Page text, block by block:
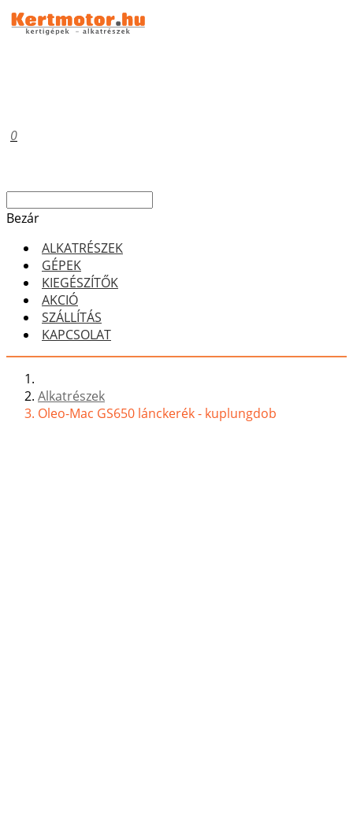
0
Bezár
ALKATRÉSZEK
GÉPEK
KIEGÉSZÍTŐK
AKCIÓ
SZÁLLÍTÁS
KAPCSOLAT
Alkatrészek
Oleo-Mac GS650 lánckerék - kuplungdob